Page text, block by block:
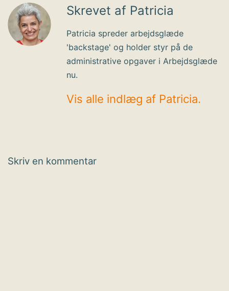
Skrevet af Patricia
Patricia spreder arbejdsglæde
'backstage' og holder styr på de
administrative opgaver i Arbejdsglæde
nu.
Vis alle indlæg af Patricia.
Skriv en kommentar